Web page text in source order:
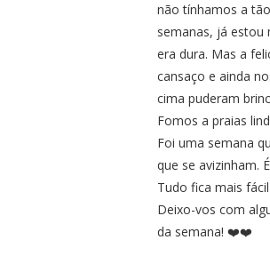
não tínhamos a
semanas, já estou
era dura. Mas a
cansaço e ainda
cima puderam
Fomos a praias
Foi uma semana
que se avizinham.
Tudo fica mais
Deixo-vos com
da semana! ❤️❤️